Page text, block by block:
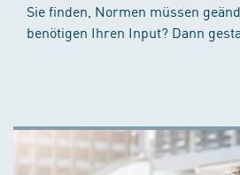
Sie finden, Normen müssen
benötigen Ihren Input? Dann